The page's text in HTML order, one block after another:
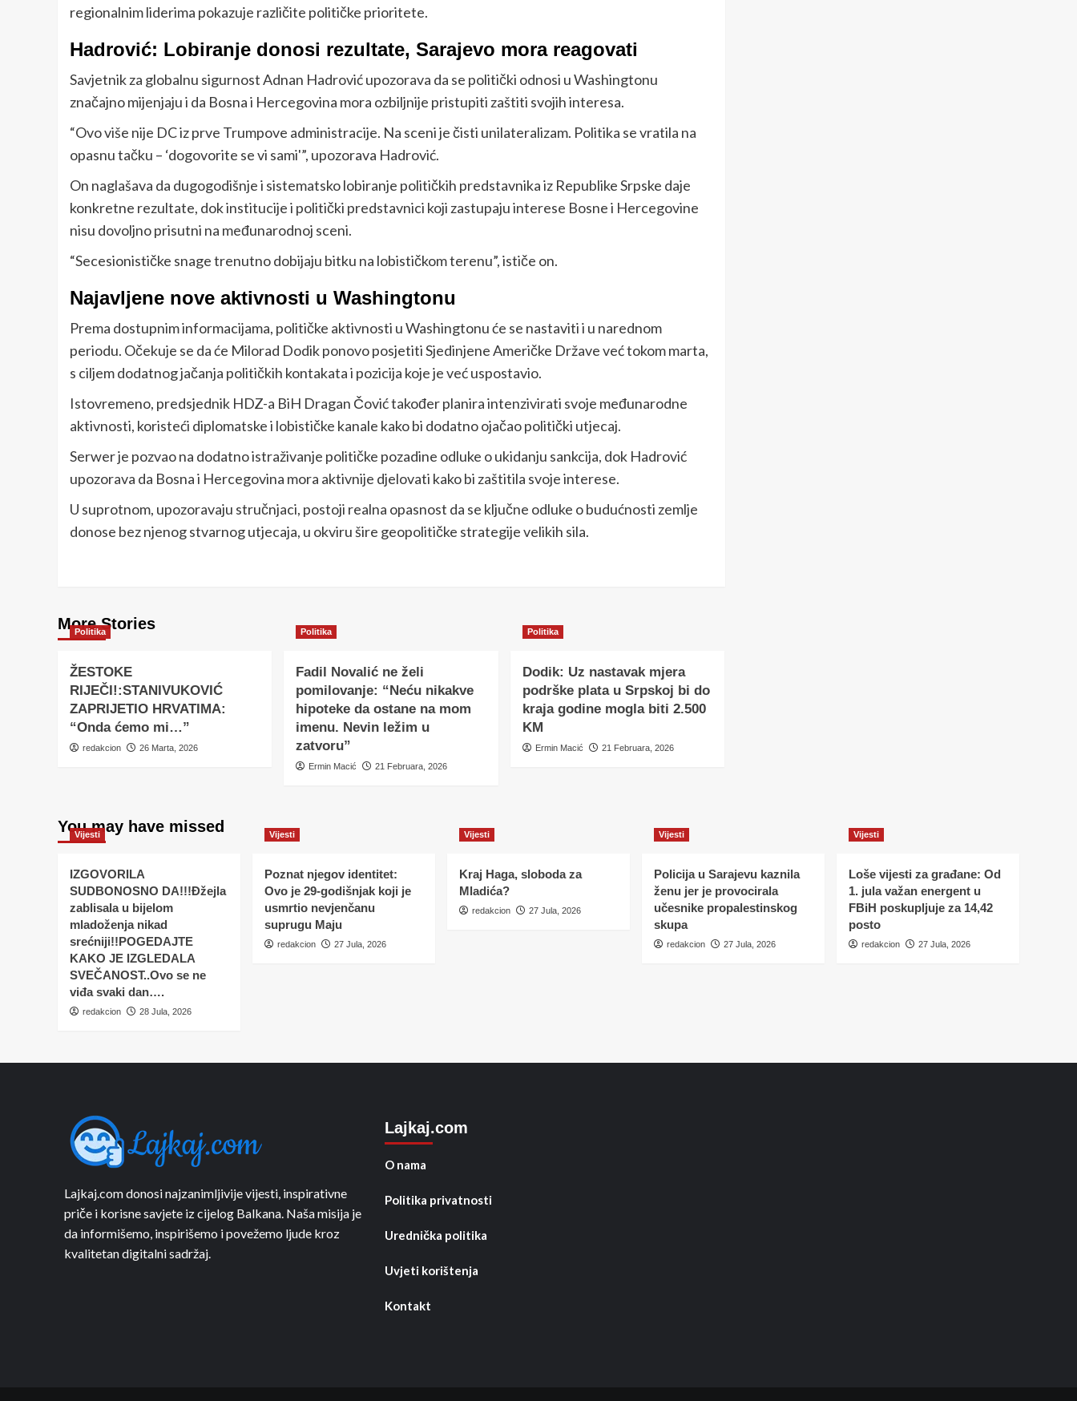
regionalnim liderima pokazuje različite političke prioritete.
Hadrović: Lobiranje donosi rezultate, Sarajevo mora reagovati
Savjetnik za globalnu sigurnost Adnan Hadrović upozorava da se politički odnosi u Washingtonu
značajno mijenjaju i da Bosna i Hercegovina mora ozbiljnije pristupiti zaštiti svojih interesa.
“Ovo više nije DC iz prve Trumpove administracije. Na sceni je čisti unilateralizam. Politika se vratila na
opasnu tačku – ‘dogovorite se vi sami'”, upozorava Hadrović.
On naglašava da dugogodišnje i sistematsko lobiranje političkih predstavnika iz Republike Srpske daje
konkretne rezultate, dok institucije i politički predstavnici koji zastupaju interese Bosne i Hercegovine
nisu dovoljno prisutni na međunarodnoj sceni.
“Secesionističke snage trenutno dobijaju bitku na lobističkom terenu”, ističe on.
Najavljene nove aktivnosti u Washingtonu
Prema dostupnim informacijama, političke aktivnosti u Washingtonu će se nastaviti i u narednom
periodu. Očekuje se da će Milorad Dodik ponovo posjetiti Sjedinjene Američke Države već tokom marta,
s ciljem dodatnog jačanja političkih kontakata i pozicija koje je već uspostavio.
Istovremeno, predsjednik HDZ-a BiH Dragan Čović također planira intenzivirati svoje međunarodne
aktivnosti, koristeći diplomatske i lobističke kanale kako bi dodatno ojačao politički utjecaj.
Serwer je pozvao na dodatno istraživanje političke pozadine odluke o ukidanju sankcija, dok Hadrović
upozorava da Bosna i Hercegovina mora aktivnije djelovati kako bi zaštitila svoje interese.
U suprotnom, upozoravaju stručnjaci, postoji realna opasnost da se ključne odluke o budućnosti zemlje
donose bez njenog stvarnog utjecaja, u okviru šire geopolitičke strategije velikih sila.
More Stories
Politika
ŽESTOKE
RIJEČI!:STANIVUKOVIĆ
ZAPRIJETIO HRVATIMA:
“Onda ćemo mi…”
redakcion 26 Marta, 2026
Politika
Fadil Novalić ne želi
pomilovanje: “Neću nikakve
hipoteke da ostane na mom
imenu. Nevin ležim u
zatvoru”
Ermin Macić 21 Februara, 2026
Politika
Dodik: Uz nastavak mjera
podrške plata u Srpskoj bi do
kraja godine mogla biti 2.500
KM
Ermin Macić 21 Februara, 2026
You may have missed
Vijesti
IZGOVORILA
SUDBONOSNO DA!!!Đžejla
zablisala u bijelom
mladoženja nikad
srećniji!!POGEDAJTE
KAKO JE IZGLEDALA
SVEČANOST..Ovo se ne
viđa svaki dan….
redakcion 28 Jula, 2026
Vijesti
Poznat njegov identitet:
Ovo je 29-godišnjak koji je
usmrtio nevjenčanu
suprugu Maju
redakcion 27 Jula, 2026
Vijesti
Kraj Haga, sloboda za
Mladića?
redakcion 27 Jula, 2026
Vijesti
Policija u Sarajevu kaznila
ženu jer je provocirala
učesnike propalestinskog
skupa
redakcion 27 Jula, 2026
Vijesti
Loše vijesti za građane: Od
1. jula važan energent u
FBiH poskupljuje za 14,42
posto
redakcion 27 Jula, 2026
Lajkaj.com donosi najzanimljivije vijesti, inspirativne
priče i korisne savjete iz cijelog Balkana. Naša misija je
da informišemo, inspirišemo i povežemo ljude kroz
kvalitetan digitalni sadržaj.
Lajkaj.com
O nama
Politika privatnosti
Urednička politika
Uvjeti korištenja
Kontakt